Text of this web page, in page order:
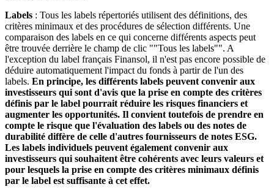
Labels : Tous les labels répertoriés utilisent des définitions, des
critères minimaux et des procédures de sélection différents. Une
comparaison des labels en ce qui concerne différents aspects peut
être trouvée derrière le champ de clic ""Tous les labels"". A
l'exception du label français Finansol, il n'est pas encore possible de
déduire automatiquement l'impact du fonds à partir de l'un des
labels. En principe, les différents labels peuvent convenir aux
investisseurs qui sont d'avis que la prise en compte des critères
définis par le label pourrait réduire les risques financiers et
augmenter les opportunités. Il convient toutefois de prendre en
compte le risque que l'évaluation des labels ou des notes de
durabilité diffère de celle d'autres fournisseurs de notes ESG.
Les labels individuels peuvent également convenir aux
investisseurs qui souhaitent être cohérents avec leurs valeurs et
pour lesquels la prise en compte des critères minimaux définis
par le label est suffisante à cet effet.